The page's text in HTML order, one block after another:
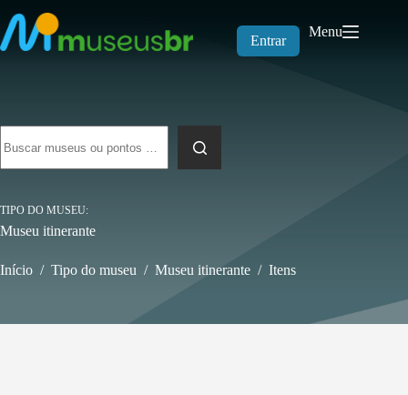
para
o
conteúdo
Entrar
Menu
resultados
TIPO DO MUSEU
Museu itinerante
Início / Tipo do museu / Museu itinerante / Itens